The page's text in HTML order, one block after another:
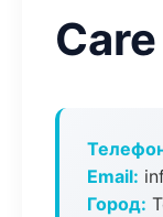
Care
Email:
Город: